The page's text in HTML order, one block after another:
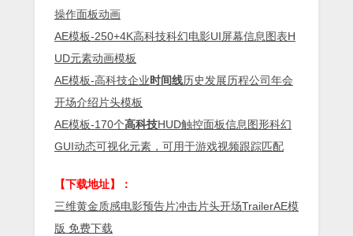
操作面板动画
AE模板-250+4K高科技科幻电影UI屏幕信息图表H
UD元素动画模板
AE模板-高科技企业时间线历史发展历程公司年会
开场介绍片头模板
AE模板-170个高科技HUD触控面板信息图形科幻
GUI动态可视化元素，可用于游戏视频跟踪匹配
【下载地址】：
三维黄金质感电影预告片冲击片头开场TrailerAE模
版 免费下载